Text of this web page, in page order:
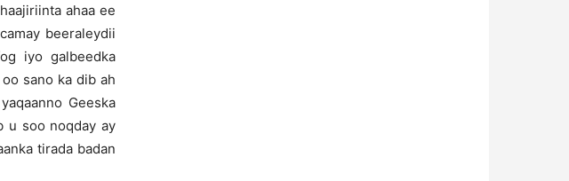
ahaa ee
beeraleydii
iyo galbeedka
sano ka dib ah
Geeska
u soo noqday ay
tirada badan